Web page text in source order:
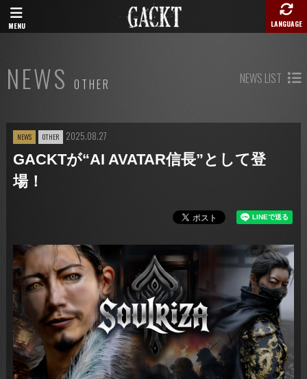
MENU LANGUAGE
NEWS OTHER NEWS LIST
NEWS OTHER 2025.08.27
GACKTが“AI AVATAR信長”として登
場！